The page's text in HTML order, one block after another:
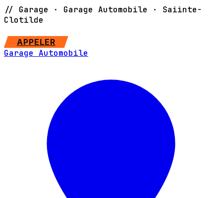
// Garage · Garage Automobile · Saiinte-
Clotilde
APPELER
Garage Automobile